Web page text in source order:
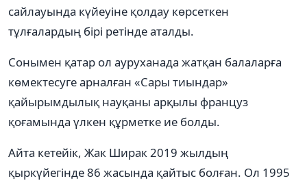
сайлауында күйеуіне қолдау көрсеткен
тұлғалардың бірі ретінде аталды.
Сонымен қатар ол ауруханада жатқан балаларға
көмектесуге арналған «Сары тиындар»
қайырымдылық науқаны арқылы француз
қоғамында үлкен құрметке ие болды.
Айта кетейік, Жак Ширак 2019 жылдың
қыркүйегінде 86 жасында қайтыс болған. Ол 1995